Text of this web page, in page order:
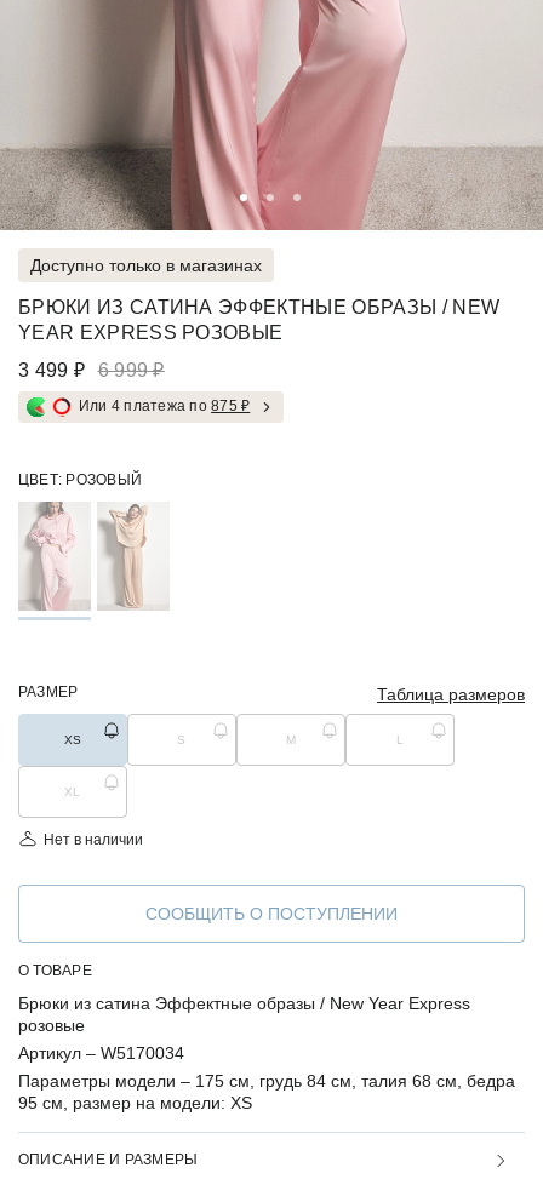
Доступно только в магазинах
БРЮКИ ИЗ САТИНА ЭФФЕКТНЫЕ ОБРАЗЫ / NEW
YEAR EXPRESS РОЗОВЫЕ
3 499 ₽
6 999 ₽
Или 4 платежа по875 ₽
ЦВЕТ: РОЗОВЫЙ
РАЗМЕР Таблица размеров
XS S M L
XL
Нет в наличии
СООБЩИТЬ О ПОСТУПЛЕНИИ
О ТОВАРЕ
Брюки из сатина Эффектные образы / New Year Express
розовые
Артикул – W5170034
Параметры модели – 175 см, грудь 84 см, талия 68 см, бедра
95 см, размер на модели: XS
ОПИСАНИЕ И РАЗМЕРЫ